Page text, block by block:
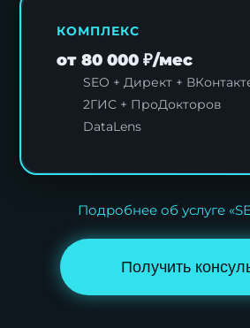
КОМПЛЕКС
от 80 000 ₽/мес
SEO + Директ +
2ГИС + ПроДокторов
DataLens
Подробнее об услуге
Получить